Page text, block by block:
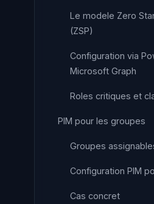
Le modele Zero
(ZSP)
Configuration via
Microsoft Graph
Roles critiques et
PIM pour les groupes
Groupes
Configuration PIM
Cas concret